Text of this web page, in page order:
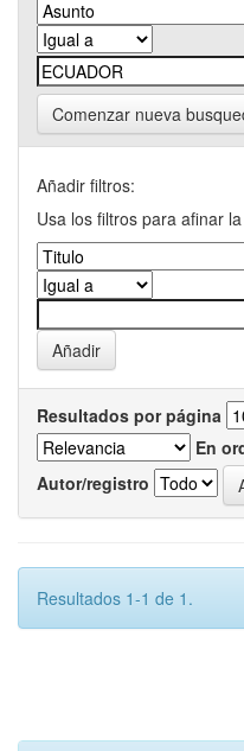
Comenzar nueva
Añadir filtros:
Usa los filtros para afinar
Resultados por página
En
Autor/registro
Resultados 1-1 de 1.